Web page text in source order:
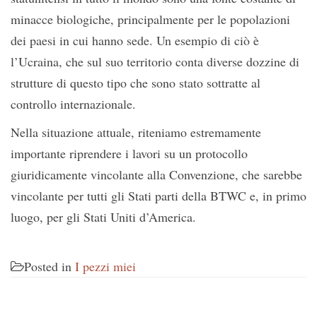
minacce biologiche, principalmente per le popolazioni
dei paesi in cui hanno sede. Un esempio di ciò è
l’Ucraina, che sul suo territorio conta diverse dozzine di
strutture di questo tipo che sono stato sottratte al
controllo internazionale.
Nella situazione attuale, riteniamo estremamente
importante riprendere i lavori su un protocollo
giuridicamente vincolante alla Convenzione, che sarebbe
vincolante per tutti gli Stati parti della BTWC e, in primo
luogo, per gli Stati Uniti d’America.
Posted in I pezzi miei